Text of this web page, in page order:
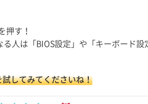
押す！
人は「BIOS設定」や「キーボード設
してみてくださいね！